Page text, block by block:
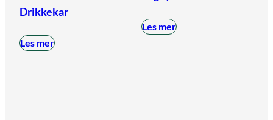
Drikkekar
Les mer
Les mer